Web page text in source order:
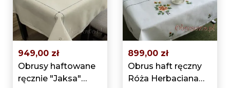
949,00 zł
Obrusy haftowane
ręcznie "Jaksa"
899,00 zł
Obrus haft ręczny
Róża Herbaciana